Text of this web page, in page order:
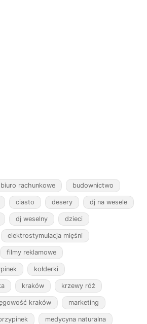
biuro rachunkowe budownictwo
ciasto desery dj na wesele
dj weselny dzieci
elektrostymulacja mięśni
filmy reklamowe
kołderki
kraków krzewy róż
kraków marketing
medycyna naturalna